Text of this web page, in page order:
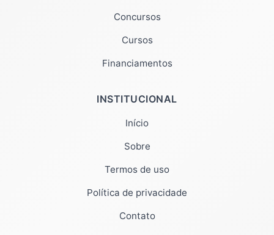
Concursos
Cursos
Financiamentos
INSTITUCIONAL
Início
Sobre
Termos de uso
Política de privacidade
Contato